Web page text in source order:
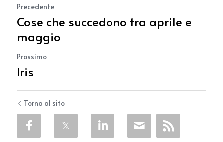
Precedente
Cose che succedono tra aprile e
maggio
Prossimo
Iris
Torna al sito